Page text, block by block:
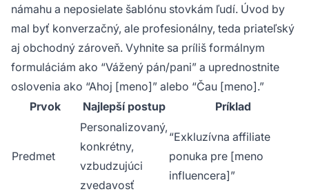
námahu a neposielate šablónu stovkám ľudí. Úvod by
mal byť konverzačný, ale profesionálny, teda priateľský
aj obchodný zároveň. Vyhnite sa príliš formálnym
formuláciám ako “Vážený pán/pani” a uprednostnite
oslovenia ako “Ahoj [meno]” alebo “Čau [meno].”
Prvok
Najlepší postup Príklad
Predmet
Personalizovaný,
konkrétny,
vzbudzujúci
zvedavosť
“Exkluzívna affiliate
ponuka pre [meno
influencera]”